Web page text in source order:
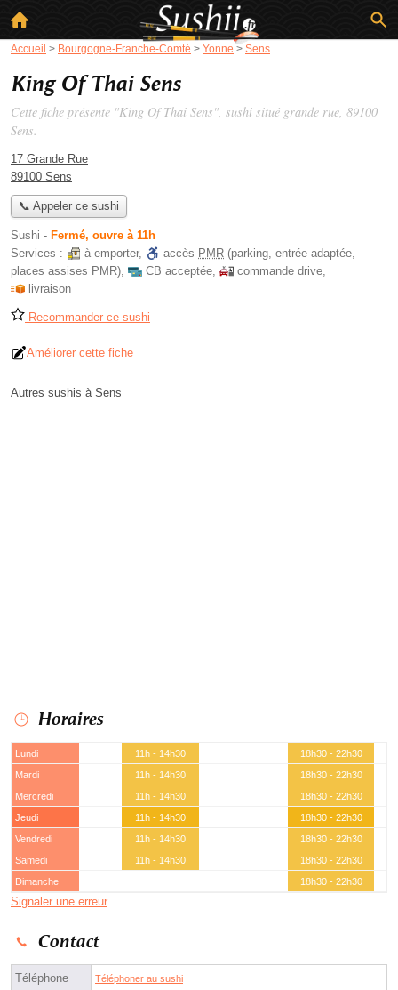
Accueil > Bourgogne-Franche-Comté > Yonne > Sens
King Of Thai Sens
Cette fiche présente "King Of Thai Sens", sushi situé grande rue, 89100
Sens.
17 Grande Rue
89100 Sens
📞 Appeler ce sushi
Sushi - Fermé, ouvre à 11h
Services :
à emporter, accès PMR (parking, entrée adaptée,
places assises PMR), CB acceptée, commande drive,
livraison
Recommander ce sushi
Améliorer cette fiche
Autres sushis à Sens
Horaires
Lundi 11h - 14h30
18h30 - 22h30
Mardi
11h - 14h30
18h30 - 22h30
Mercredi
11h - 14h30
18h30 - 22h30
Jeudi
11h - 14h30
18h30 - 22h30
Vendredi
11h - 14h30
18h30 - 22h30
Samedi
11h - 14h30
18h30 - 22h30
Dimanche
18h30 - 22h30
Signaler une erreur
Contact
Téléphone Téléphoner au sushi